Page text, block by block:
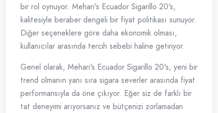
bir rol oynuyor. Mehari's Ecuador Sigarillo 20's,
kalitesiyle beraber dengeli bir fiyat politikası sunuyor.
Diğer seçeneklere göre daha ekonomik olması,
kullanıcılar arasında tercih sebebi haline getiriyor.
Genel olarak, Mehari's Ecuador Sigarillo 20's, yeni bir
trend olmanın yanı sıra sigara severler arasında fiyat
performansıyla da öne çıkıyor. Eğer siz de farklı bir
tat deneyimi arıyorsanız ve bütçenizi zorlamadan